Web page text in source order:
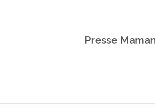
Presse